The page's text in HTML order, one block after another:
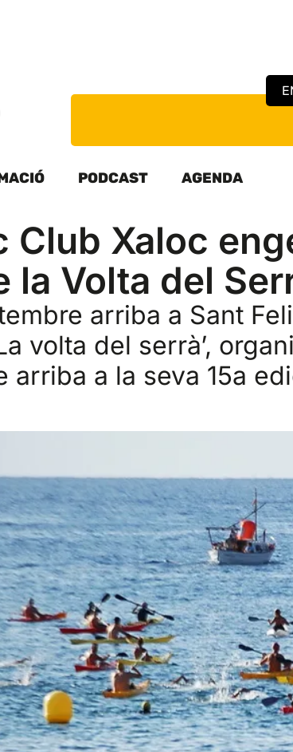
PODCAST AGENDA
Club Xaloc
la Volta del
arriba a Sant
volta del serrà’,
arriba a la seva 15a